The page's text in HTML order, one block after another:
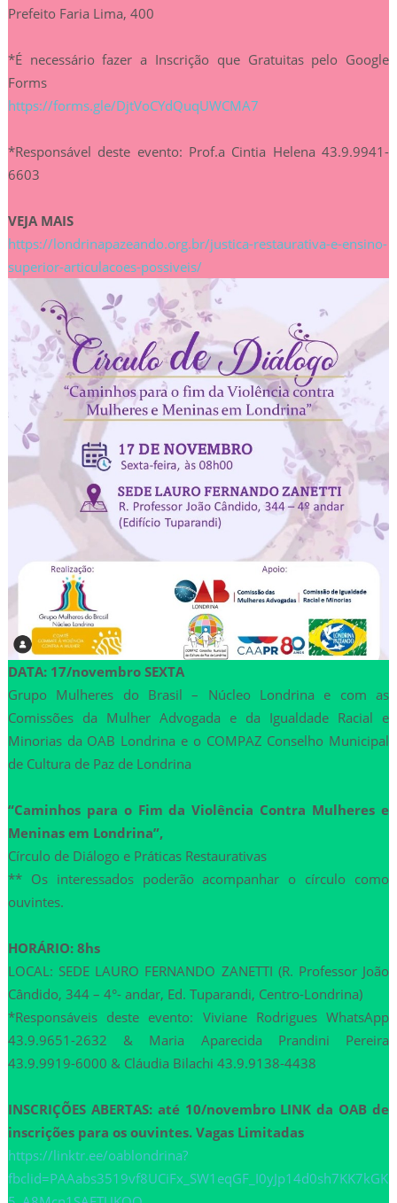
Prefeito Faria Lima, 400
*É necessário fazer a Inscrição que Gratuitas pelo Google
Forms
https://forms.gle/DjtVoCYdQuqUWCMA7
*Responsável deste evento: Prof.a Cintia Helena 43.9.9941-
6603
VEJA MAIS
https://londrinapazeando.org.br/justica-restaurativa-e-ensino-
superior-articulacoes-possiveis/
DATA: 17/novembro SEXTA
Grupo Mulheres do Brasil – Núcleo Londrina e com as
Comissões da Mulher Advogada e da Igualdade Racial e
Minorias da OAB Londrina e o COMPAZ Conselho Municipal
de Cultura de Paz de Londrina
“Caminhos para o Fim da Violência Contra Mulheres e
Meninas em Londrina”,
Círculo de Diálogo e Práticas Restaurativas
** Os interessados poderão acompanhar o círculo como
ouvintes.
HORÁRIO: 8hs
LOCAL: SEDE LAURO FERNANDO ZANETTI (R. Professor João
Cândido, 344 – 4°- andar, Ed. Tuparandi, Centro-Londrina)
*Responsáveis deste evento: Viviane Rodrigues WhatsApp
43.9.9651-2632 & Maria Aparecida Prandini Pereira
43.9.9919-6000 & Cláudia Bilachi 43.9.9138-4438
INSCRIÇÕES ABERTAS: até 10/novembro LINK da OAB de
inscrições para os ouvintes. Vagas Limitadas
https://linktr.ee/oablondrina?
fbclid=PAAabs3519vf8UCiFx_SW1eqGF_I0yJp14d0sh7KK7kGK